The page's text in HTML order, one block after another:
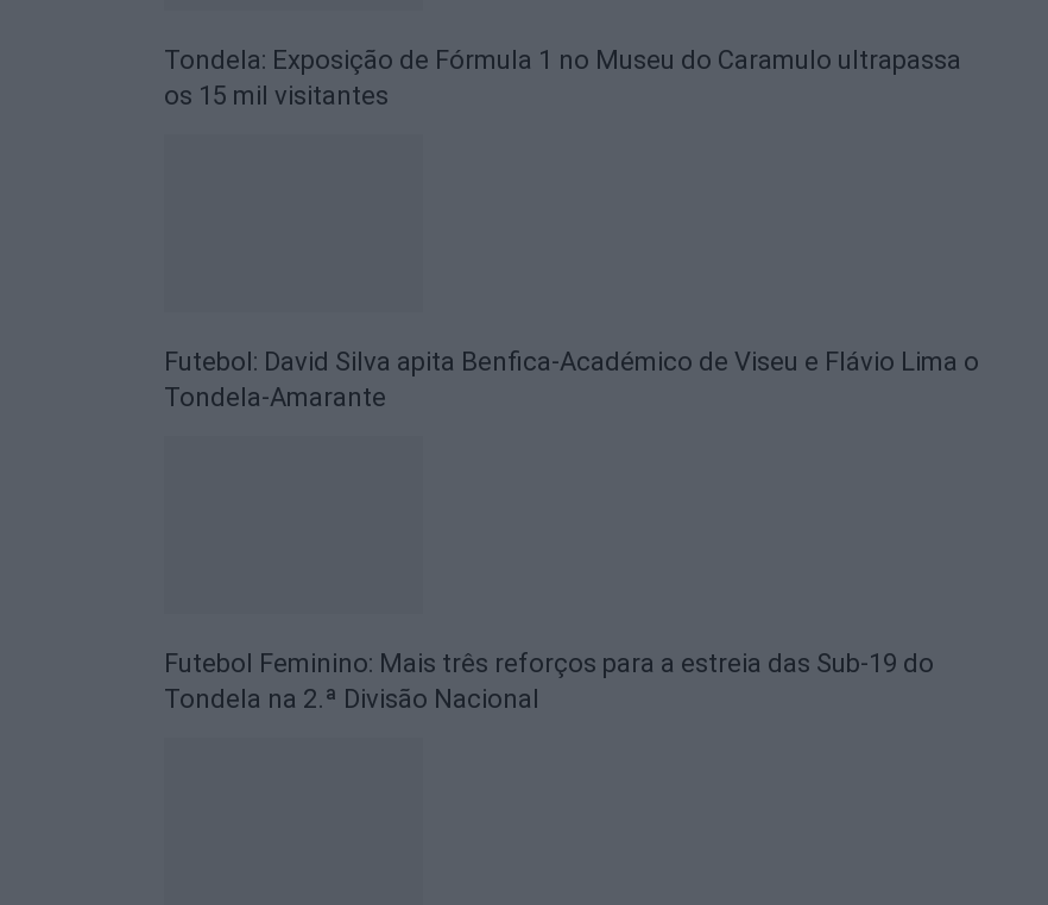
Tondela: Exposição de Fórmula 1 no Museu do Caramulo ultrapassa
os 15 mil visitantes
Futebol: David Silva apita Benfica-Académico de Viseu e Flávio Lima o
Tondela-Amarante
Futebol Feminino: Mais três reforços para a estreia das Sub-19 do
Tondela na 2.ª Divisão Nacional